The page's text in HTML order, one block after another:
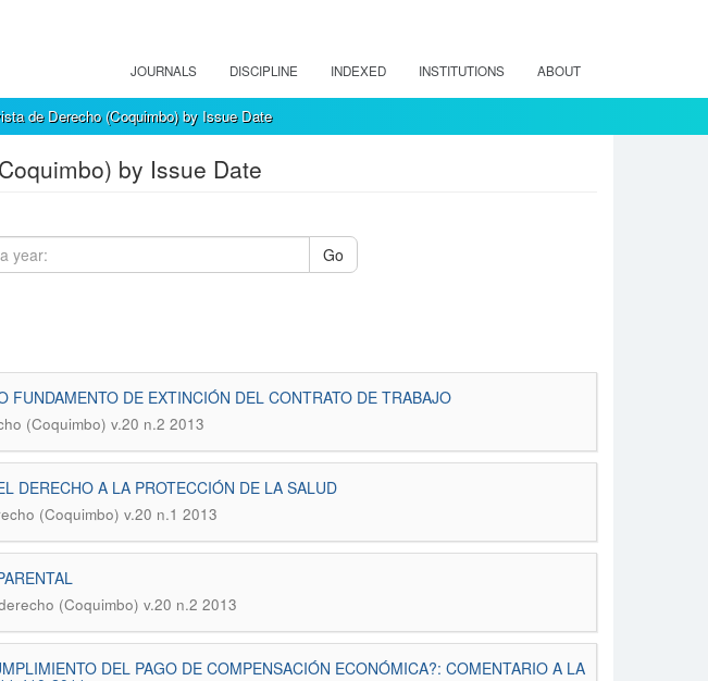
JOURNALS DISCIPLINE INDEXED INSTITUTIONS ABOUT
de Derecho (Coquimbo) by Issue Date
by Issue Date
Go
FUNDAMENTO DE EXTINCIÓN DEL CONTRATO DE TRABAJO
(Coquimbo) v.20 n.2 2013
DERECHO A LA PROTECCIÓN DE LA SALUD
(Coquimbo) v.20 n.1 2013
(Coquimbo) v.20 n.2 2013
DEL PAGO DE COMPENSACIÓN ECONÓMICA?: COMENTARIO A LA